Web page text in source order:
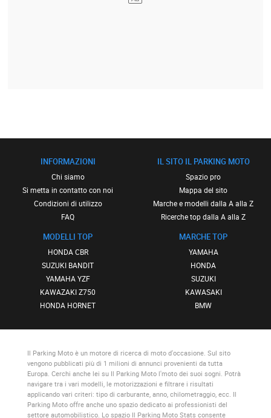
INFORMAZIONI
Chi siamo
Si metta in contatto con noi
Condizioni di utilizzo
FAQ
MODELLI TOP
HONDA CBR
SUZUKI BANDIT
YAMAHA YZF
KAWAZAKI Z750
HONDA HORNET
IL SITO IL PARKING MOTO
Spazio pro
Mappa del sito
Marche e modelli dalla A alla Z
Ricerche top dalla A alla Z
MARCHE TOP
YAMAHA
HONDA
SUZUKI
KAWASAKI
BMW
Il Parking Motoè un motore di ricerca di moto d'occasione. Sul sito
vengono pubblicati più di 1 milioni di annunci provenienti da tutta
Europa. Cerchi anche lei su Il Parking Motol'moto dei suoi sogni. Potrà
navigare tra i vari modelli, le motorizzazioni e filtrare i risultati
applicando vari criteri: tipo di carburante, anno, chilometraggio, ecc. Il
Parking Motooffre anche uno spazio dedicato ai professionisti del
settore automobilistico. Lo spazio Il Parking Moto Stats consente